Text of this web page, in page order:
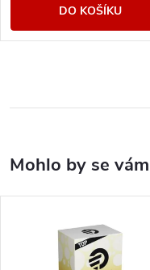
DO KOŠÍKU